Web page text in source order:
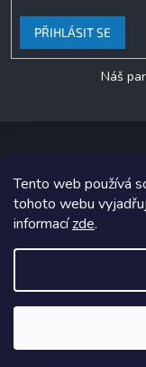
Tento web používá
tohoto webu
informacízde.
PŘIHLÁSIT SE
Náš
Copyright 2026
Grafický návrh vytvořil